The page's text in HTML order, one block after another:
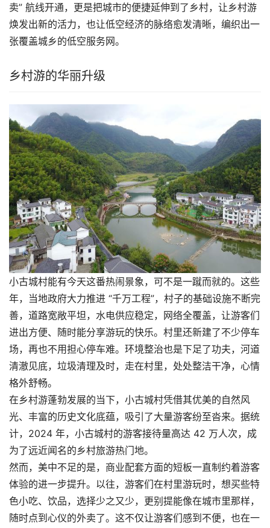
卖” 航线开通，更是把城市的便捷延伸到了乡村，让乡村游
焕发出新的活力，也让低空经济的脉络愈发清晰，编织出一
张覆盖城乡的低空服务网。
乡村游的华丽升级
小古城村能有今天这番热闹景象，可不是一蹴而就的。这些
年，当地政府大力推进 “千万工程”，村子的基础设施不断完
善，道路宽敞平坦，水电供应稳定，网络全覆盖，让游客们
进出方便、随时能分享游玩的快乐。村里还新建了不少停车
场，再也不用担心停车难。环境整治也是下足了功夫，河道
清澈见底，垃圾清理及时，走在村里，处处整洁干净，心情
格外舒畅。
在乡村游蓬勃发展的当下，小古城村凭借其优美的自然风
光、丰富的历史文化底蕴，吸引了大量游客纷至沓来。据统
计，2024 年，小古城村的游客接待量高达 42 万人次，成
为了远近闻名的乡村旅游热门地。
然而，美中不足的是，商业配套方面的短板一直制约着游客
体验的进一步提升。以往，游客们在村里游玩时，想买些特
色小吃、饮品，选择少之又少，更别提能像在城市里那样，
随时点到心仪的外卖了。这不仅让游客们感到不便，也在一